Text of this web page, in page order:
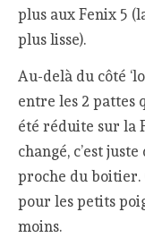
plus aux Fenix 5
plus lisse).
Au-delà du côté
entre les 2 pattes
été réduite sur la
changé, c’est
proche du
pour les petits
moins.